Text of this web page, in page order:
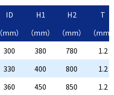
ID H1 H2
T
（mm） （mm） （mm）
（mm
300 380 780
1.2
330 400 800
1.2
360 450 850
1.2